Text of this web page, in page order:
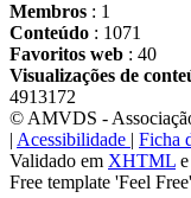
Membros : 1
Conteúdo : 1071
Favoritos web : 40
Visualizações de
4913172
© AMVDS -
| Acessibilidade | Ficha
Validado em XHTML e
Free template 'Feel